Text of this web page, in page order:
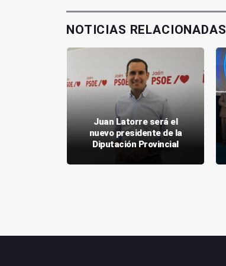
NOTICIAS RELACIONADAS
Juan Latorre será el
nuevo presidente de la
Diputación Provincial